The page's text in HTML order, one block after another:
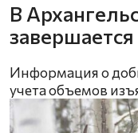
В
Информация о
учета объемов